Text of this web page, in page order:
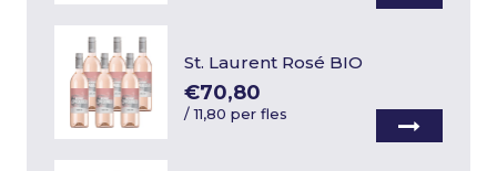
St. Laurent Rosé BIO
€70,80
/11,80 per fles